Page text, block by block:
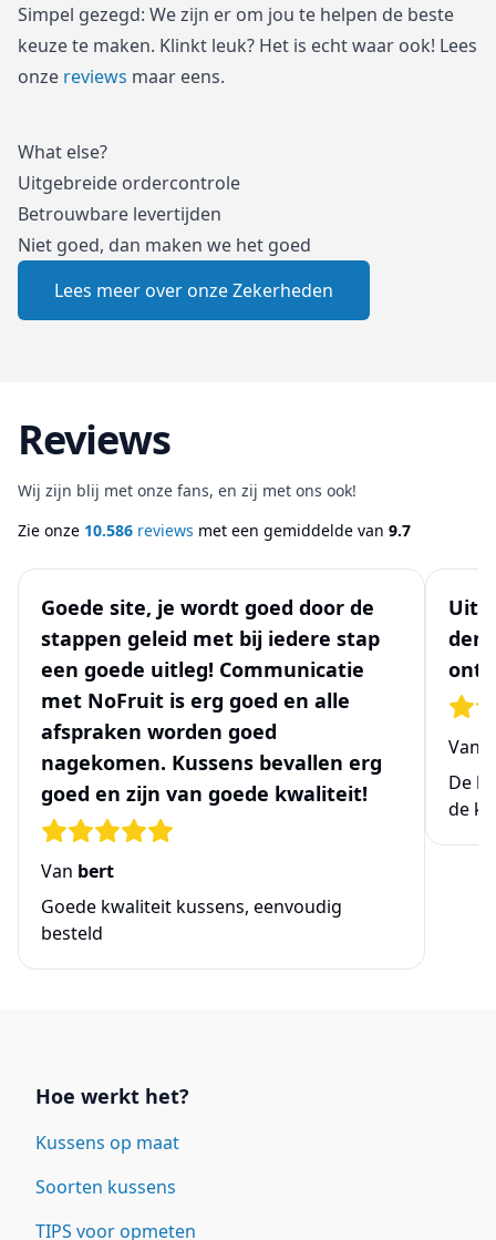
Simpel gezegd: We zijn er om jou te helpen de beste
keuze te maken. Klinkt leuk? Het is echt waar ook! Lees
onze reviews maar eens.
What else?
Uitgebreide ordercontrole
Betrouwbare levertijden
Niet goed, dan maken we het goed
Lees meer over onze Zekerheden
Reviews
Wij zijn blij met onze fans, en zij met ons ook!
Zie onze 10.586 reviews met een gemiddelde van 9.7
Goede site, je wordt goed door de
stappen geleid met bij iedere stap
een goede uitleg! Communicatie
met NoFruit is erg goed en alle
afspraken worden goed
nagekomen. Kussens bevallen erg
goed en zijn van goede kwaliteit!
Van bert
Goede kwaliteit kussens, eenvoudig
besteld
Van
De
de
Hoe werkt het?
Kussens op maat
Soorten kussens
TIPS voor opmeten